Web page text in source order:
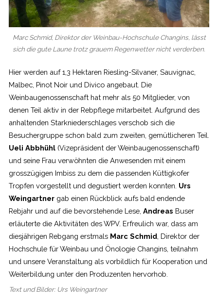
Marc Schmid, Direktor der Weinbau-Hochschule Changins, lässt
sich die gute Laune trotz grauem Regenwetter nicht verderben.
Hier werden auf 1,3 Hektaren Riesling-Silvaner, Sauvignac,
Malbec, Pinot Noir und Divico angebaut. Die
Weinbaugenossenschaft hat mehr als 50 Mitglieder, von
denen Teil aktiv in der Rebpflege mitarbeitet. Aufgrund des
anhaltenden Starkniederschlages verschob sich die
Besuchergruppe schon bald zum zweiten, gemütlicheren Teil.
Ueli Abbhühl(Vizepräsident der Weinbaugenossenschaft)
und seine Frau verwöhnten die Anwesenden mit einem
grosszügigen Imbiss zu dem die passenden Küttigkofer
Tropfen vorgestellt und degustiert werden konnten. Urs
Weingartnergab einen Rückblick aufs bald endende
Rebjahr und auf die bevorstehende Lese, Andreas Buser
erläuterte die Aktivitäten des WPV. Erfreulich war, dass am
diesjährigen Rebgang erstmals Marc Schmid, Direktor der
Hochschule für Weinbau und Önologie Changins, teilnahm
und unsere Veranstaltung als vorbildlich für Kooperation und
Weiterbildung unter den Produzenten hervorhob.
Text und Bilder: Urs Weingartner